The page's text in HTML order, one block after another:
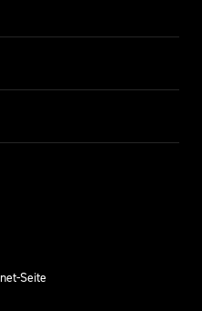
Seite